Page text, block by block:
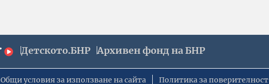
Детското.БНР Архивен фонд на БНР
Общи условия за използване на сайта Политика за поверителност